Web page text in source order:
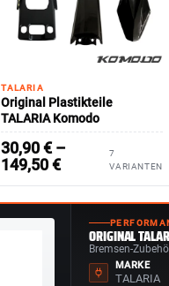
TALARIA
Original Plastikteile
TALARIA Komodo
30,90€ –
149,50€
7
VARIANTEN
ORIGINAL
Bremsen-
MARKE
TALARIA